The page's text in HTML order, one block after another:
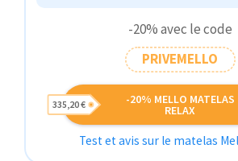
-20% avec le code
PRIVEMELLO
-20% MELLO MATELAS
RELAX
335,20 €
Test et avis sur le matelas